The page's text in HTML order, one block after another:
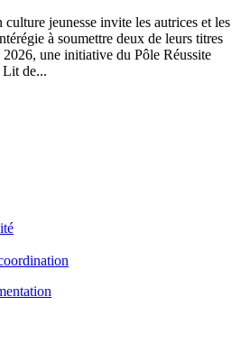
jeunesse invite les autrices et les
à soumettre deux de leurs titres
une initiative du Pôle Réussite
de...